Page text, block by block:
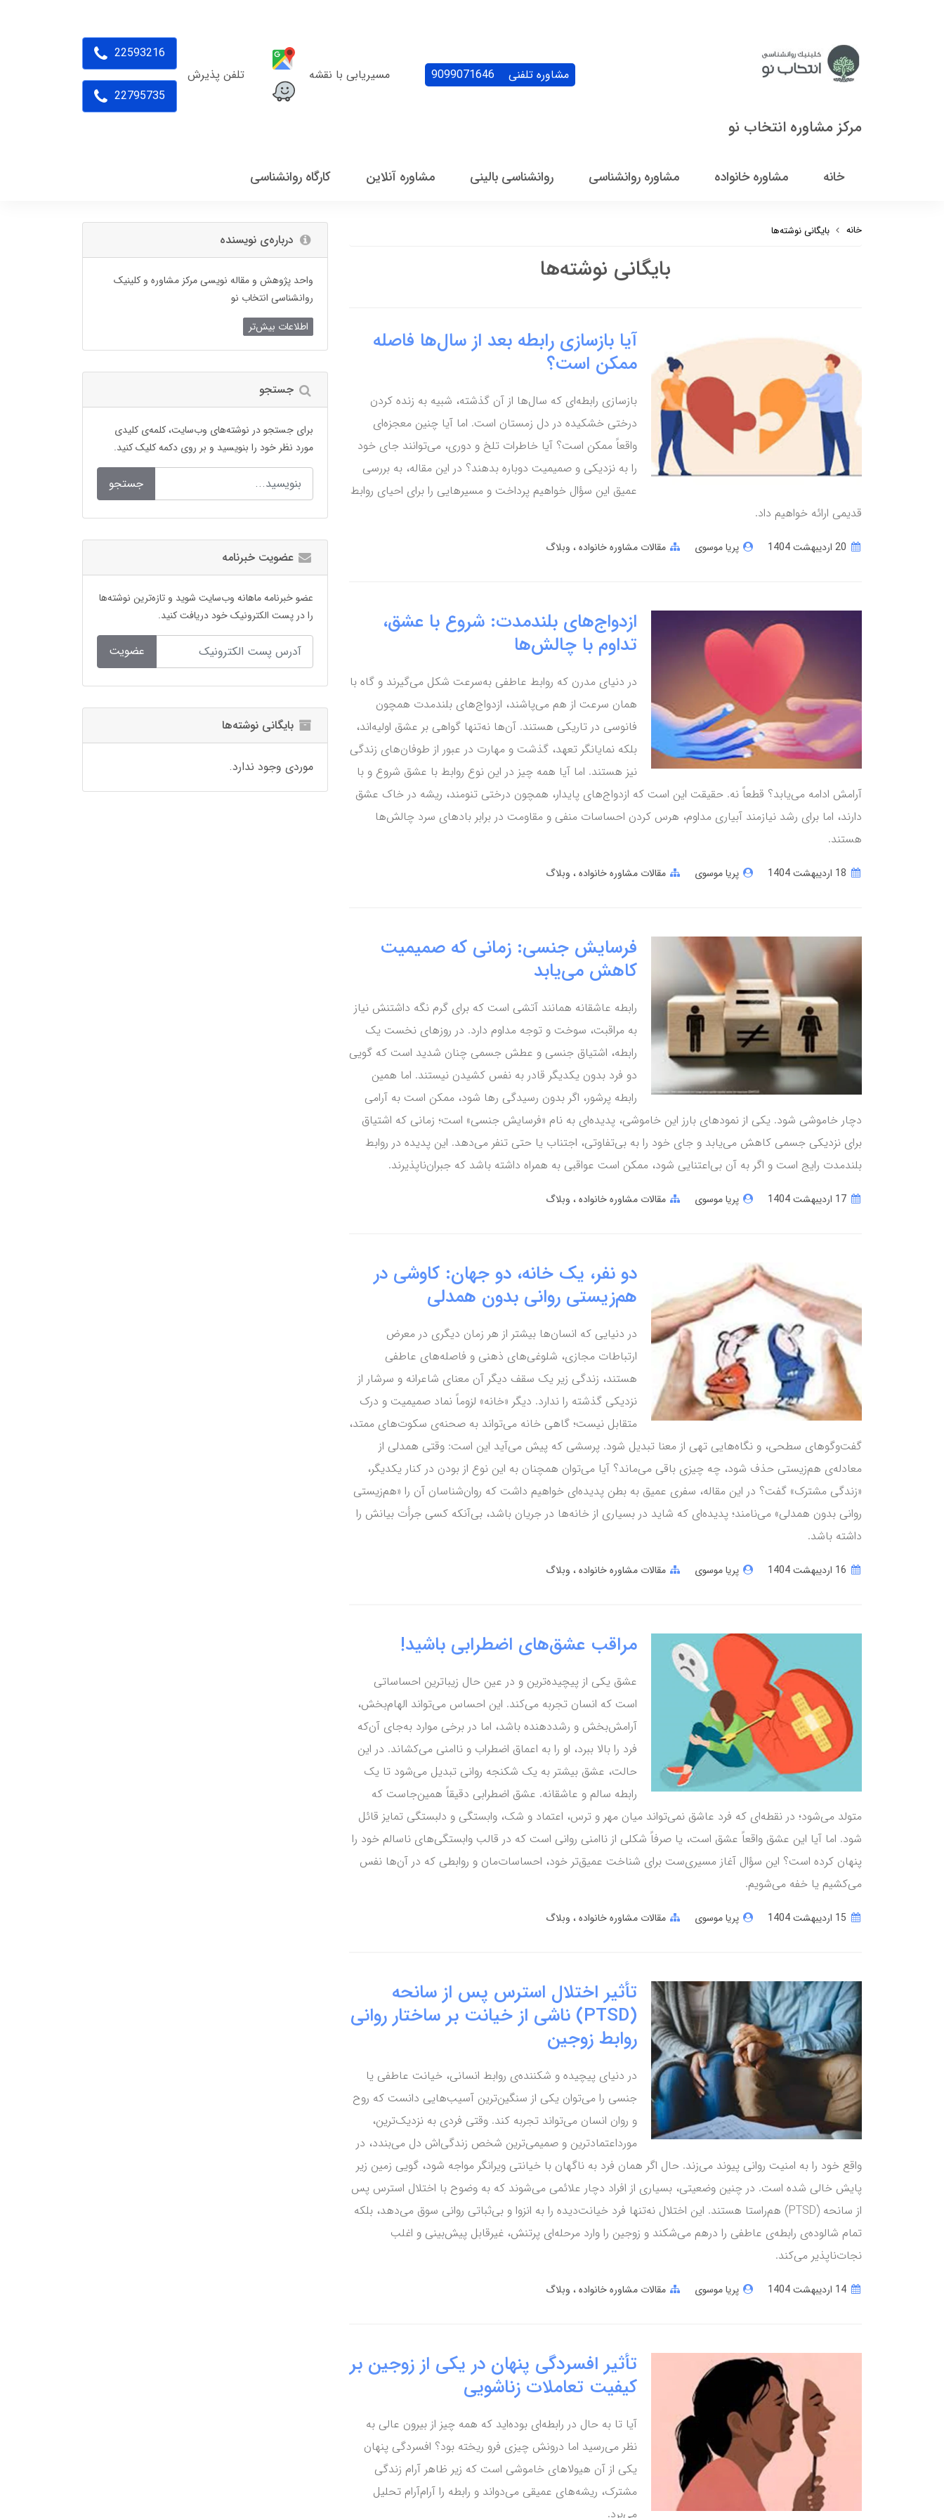
مرکز مشاوره انتخاب نو
مشاوره تلفنی 9099071646 مسیریابی با نقشه تلفن پذیرش
22593216
22795735
خانه مشاوره خانواده مشاوره روانشناسی روانشناسی بالینی مشاوره آنلاین کارگاه روانشناسی
خانه بایگانی نوشته‌ها
بایگانی نوشته‌ها
آیا بازسازی رابطه بعد از سال‌ها فاصله
ممکن است؟
بازسازی رابطه‌ای که سال‌ها از آن گذشته، شبیه به زنده کردن
درختی خشکیده در دل زمستان است. اما آیا چنین معجزه‌ای
واقعاً ممکن است؟ آیا خاطرات تلخ و دوری، می‌توانند جای خود
را به نزدیکی و صمیمیت دوباره بدهند؟ در این مقاله، به بررسی
عمیق این سؤال خواهیم پرداخت و مسیرهایی را برای احیای روابط
قدیمی ارائه خواهیم داد.
پریا موسوی مقالات مشاوره خانواده وبلاگ
ازدواج‌های بلندمدت: شروع با عشق،
تداوم با چالش‌ها
در دنیای مدرن که روابط عاطفی به‌سرعت شکل می‌گیرند و گاه با
همان سرعت از هم می‌پاشند، ازدواج‌های بلندمدت همچون
فانوسی در تاریکی هستند. آن‌ها نه‌تنها گواهی بر عشق اولیه‌اند،
بلکه نمایانگر تعهد، گذشت و مهارت در عبور از طوفان‌های زندگی
نیز هستند. اما آیا همه چیز در این نوع روابط با عشق شروع و با
آرامش ادامه می‌یابد؟ قطعاً نه. حقیقت این است که ازدواج‌های پایدار، همچون درختی تنومند، ریشه در خاک عشق
دارند، اما برای رشد نیازمند آبیاری مداوم، هرس کردن احساسات منفی و مقاومت در برابر بادهای سرد چالش‌ها
هستند.
پریا موسوی مقالات مشاوره خانواده وبلاگ
فرسایش جنسی: زمانی که صمیمیت
کاهش می‌یابد
رابطه عاشقانه همانند آتشی است که برای گرم نگه داشتنش نیاز
به مراقبت، سوخت و توجه مداوم دارد. در روزهای نخست یک
رابطه، اشتیاق جنسی و عطش جسمی چنان شدید است که گویی
دو فرد بدون یکدیگر قادر به نفس کشیدن نیستند. اما همین
رابطه پرشور، اگر بدون رسیدگی رها شود، ممکن است به آرامی
دچار خاموشی شود. یکی از نمودهای بارز این خاموشی، پدیده‌ای به نام «فرسایش جنسی» است؛ زمانی که اشتیاق
برای نزدیکی جسمی کاهش می‌یابد و جای خود را به بی‌تفاوتی، اجتناب یا حتی تنفر می‌دهد. این پدیده در روابط
بلندمدت رایج است و اگر به آن بی‌اعتنایی شود، ممکن است عواقبی به همراه داشته باشد که جبران‌ناپذیرند.
پریا موسوی مقالات مشاوره خانواده وبلاگ
دو نفر، یک خانه، دو جهان: کاوشی در
هم‌زیستی روانی بدون همدلی
در دنیایی که انسان‌ها بیشتر از هر زمان دیگری در معرض
ارتباطات مجازی، شلوغی‌های ذهنی و فاصله‌های عاطفی
هستند، زندگی زیر یک سقف دیگر آن معنای شاعرانه و سرشار از
نزدیکی گذشته را ندارد. دیگر «خانه» لزوماً نماد صمیمیت و درک
متقابل نیست؛ گاهی خانه می‌تواند به صحنه‌ی سکوت‌های ممتد،
گفت‌و‌گوهای سطحی، و نگاه‌هایی تهی از معنا تبدیل شود. پرسشی که پیش می‌آید این است: وقتی همدلی از
معادله‌ی هم‌زیستی حذف شود، چه چیزی باقی می‌ماند؟ آیا می‌توان همچنان به این نوع از بودن در کنار یکدیگر،
«زندگی مشترک» گفت؟ در این مقاله، سفری عمیق به بطن پدیده‌ای خواهیم داشت که روان‌شناسان آن را «هم‌زیستی
روانی بدون همدلی» می‌نامند؛ پدیده‌ای که شاید در بسیاری از خانه‌ها در جریان باشد، بی‌آنکه کسی جرأت بیانش را
داشته باشد.
پریا موسوی مقالات مشاوره خانواده وبلاگ
مراقب عشق‌های اضطرابی باشید!
عشق یکی از پیچیده‌ترین و در عین حال زیباترین احساساتی
است که انسان تجربه می‌کند. این احساس می‌تواند الهام‌بخش،
آرامش‌بخش و رشددهنده باشد، اما در برخی موارد به‌جای آن‌که
فرد را بالا ببرد، او را به اعماق اضطراب و ناامنی می‌کشاند. در این
حالت، عشق بیشتر به یک شکنجه روانی تبدیل می‌شود تا یک
رابطه سالم و عاشقانه. عشق اضطرابی دقیقاً همین‌جاست که
متولد می‌شود؛ در نقطه‌ای که فرد عاشق نمی‌تواند میان مهر و ترس، اعتماد و شک، وابستگی و دلبستگی تمایز قائل
شود. اما آیا این عشق واقعاً عشق است، یا صرفاً شکلی از ناامنی روانی است که در قالب وابستگی‌های ناسالم خود را
پنهان کرده است؟ این سؤال آغاز مسیری‌ست برای شناخت عمیق‌تر خود، احساسات‌مان و روابطی که در آن‌ها نفس
می‌کشیم یا خفه می‌شویم.
پریا موسوی مقالات مشاوره خانواده وبلاگ
تأثیر اختلال استرس پس از سانحه
(PTSD) ناشی از خیانت بر ساختار روانی
روابط زوجین
در دنیای پیچیده و شکننده‌ی روابط انسانی، خیانت عاطفی یا
جنسی را می‌توان یکی از سنگین‌ترین آسیب‌هایی دانست که روح
و روان انسان می‌تواند تجربه کند. وقتی فردی به نزدیک‌ترین،
مورداعتمادترین و صمیمی‌ترین شخص زندگی‌اش دل می‌بندد، در
واقع خود را به امنیت روانی پیوند می‌زند. حال اگر همان فرد به ناگهان با خیانتی ویرانگر مواجه شود، گویی زمین زیر
پایش خالی شده است. در چنین وضعیتی، بسیاری از افراد دچار علائمی می‌شوند که به وضوح با اختلال استرس پس
از سانحه (PTSD) هم‌راستا هستند. این اختلال نه‌تنها فرد خیانت‌دیده را به انزوا و بی‌ثباتی روانی سوق می‌دهد، بلکه
تمام شالوده‌ی رابطه‌ی عاطفی را درهم می‌شکند و زوجین را وارد مرحله‌ای پرتنش، غیرقابل پیش‌بینی و اغلب
نجات‌ناپذیر می‌کند.
پریا موسوی مقالات مشاوره خانواده وبلاگ
تأثیر افسردگی پنهان در یکی از زوجین بر
کیفیت تعاملات زناشویی
آیا تا به حال در رابطه‌ای بوده‌اید که همه چیز از بیرون عالی به
نظر می‌رسید اما درونش چیزی فرو ریخته بود؟ افسردگی پنهان
یکی از آن هیولاهای خاموشی است که زیر ظاهر آرام زندگی
مشترک، ریشه‌های عمیقی می‌دواند و رابطه را آرام‌آرام تحلیل
می‌برد.
درباره‌ی نویسنده
واحد پژوهش و مقاله نویسی مرکز مشاوره و کلینیک
روانشناسی انتخاب نو
اطلاعات بیش‌تر
جستجو
برای جستجو در نوشته‌های وب‌سایت، کلمه‌ی کلیدی
مورد نظر خود را بنویسید و بر روی دکمه کلیک کنید.
جستجو
عضویت خبرنامه
عضو خبرنامه ماهانه وب‌سایت شوید و تازه‌ترین نوشته‌ها
را در پست الکترونیک خود دریافت کنید.
عضویت
بایگانی نوشته‌ها
موردی وجود ندارد.